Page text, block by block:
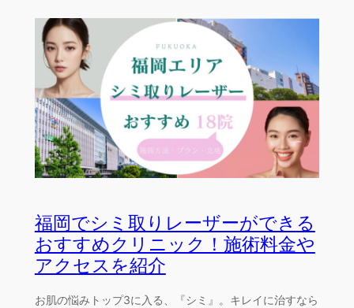
福岡でシミ取りレーザーができる
おすすめクリニック！施術料金や
アクセスを紹介
お肌の悩みトップ3に入る、『シミ』。キレイに治すなら